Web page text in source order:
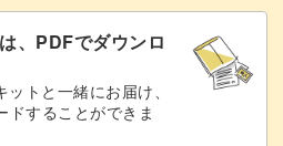
、PDFでダウンロ
トと一緒にお届け、
ドすることができま